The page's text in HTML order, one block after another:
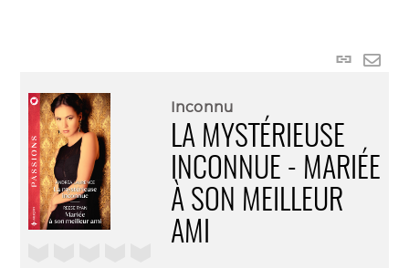
Lien
Inconnu
LA MYSTÉRIEUSE
INCONNUE - MARIÉE
À SON MEILLEUR
AMI